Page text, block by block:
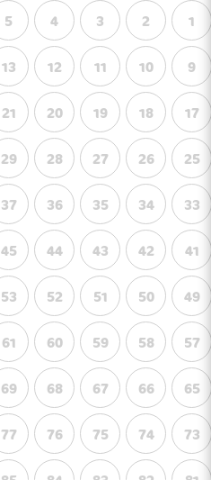
1
2
3
4
5
9
10
11
12
13
17
18
19
20
21
25
26
27
28
29
33
34
35
36
37
41
42
43
44
45
49
50
51
52
53
57
58
59
60
61
65
66
67
68
69
73
74
75
76
77